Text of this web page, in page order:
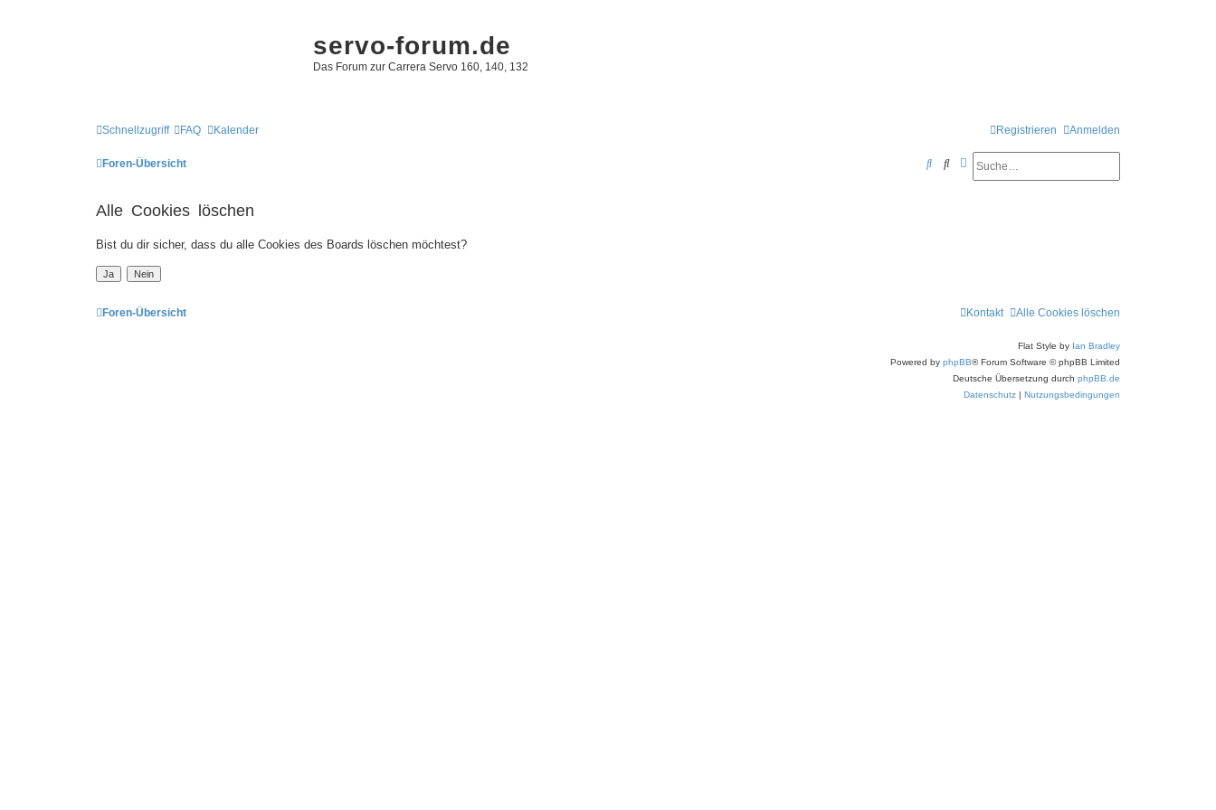
servo-forum.de
Das Forum zur Carrera Servo 160, 140, 132
Schnellzugriff FAQ Kalender Anmelden
Registrieren
Foren-Übersicht SucheErweiterte Suche
S
Alle Cookies löschen
Bist du dir sicher, dass du alle Cookies des Boards löschen möchtest?
Foren-Übersicht Alle Cookies löschen
Kontakt
Flat Style by Ian Bradley
Powered by phpBB® Forum Software © phpBB Limited
Deutsche Übersetzung durch phpBB.de
Datenschutz | Nutzungsbedingungen